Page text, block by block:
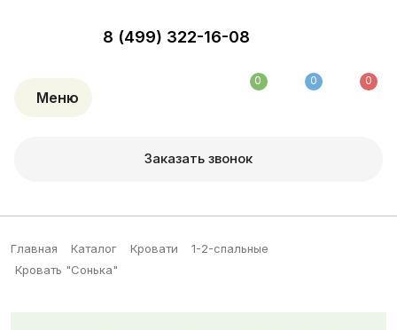
8 (499) 322-16-08
Меню
0 0 0
Заказать звонок
Главная Каталог Кровати
1-2-спальные
Кровать "Сонька"